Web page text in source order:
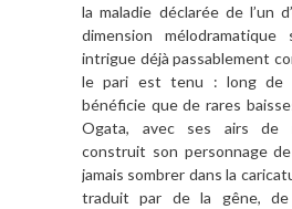
la maladie déclarée de l’un
dimension
intrigue déjà passablement
le pari est tenu : long de
bénéficie que de rares
Ogata, avec ses airs de
construit son personnage
jamais sombrer dans la
traduit par de la gêne, de